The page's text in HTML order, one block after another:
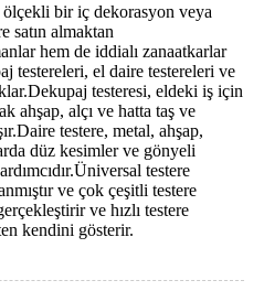
ölçekli bir iç dekorasyon veya
satın almaktan
hem de iddialı zanaatkarlar
testereleri, el daire testereleri ve
testeresi, eldeki iş için
ahşap, alçı ve hatta taş ve
testere, metal, ahşap,
düz kesimler ve gönyeli
testere
ve çok çeşitli testere
ve hızlı testere
kendini gösterir.